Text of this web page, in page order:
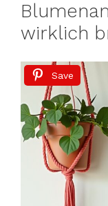
wirklich
Save